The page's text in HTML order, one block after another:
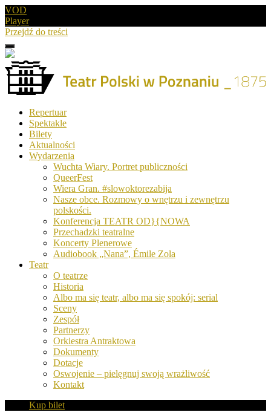
VOD
Player
Przejdź do treści
Menu
Drugie
logo
Teatr
Polski
Poznaniu
Repertuar
Spektakle
Bilety
Aktualności
Wydarzenia
Wuchta Wiary. Portret publiczności
QueerFest
Wiera Gran. #slowoktorezabija
Nasze obce. Rozmowy o wnętrzu i zewnętrzu
polskości.
Konferencja TEATR OD}{NOWA
Przechadzki teatralne
Koncerty Plenerowe
Audiobook „Nana”, Émile Zola
Teatr
O teatrze
Historia
Albo ma się teatr, albo ma się spokój: serial
Sceny
Zespół
Partnerzy
Orkiestra Antraktowa
Dokumenty
Dotacje
Oswojenie – pielęgnuj swoją wrażliwość
Kontakt
Kup bilet